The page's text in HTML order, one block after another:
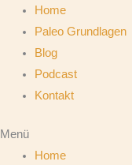
Inhalt
springen
Home
Paleo Grundlagen
Blog
Podcast
Kontakt
Menü
Home